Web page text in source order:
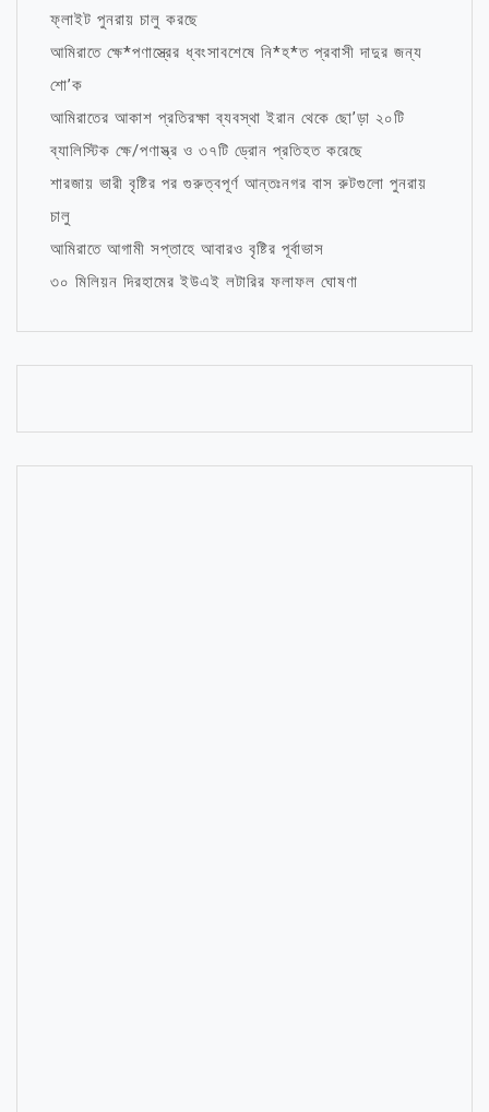
ফ্লাইট পুনরায় চালু করছে
আমিরাতে ক্ষে*পণাস্ত্রের ধ্বংসাবশেষে নি*হ*ত প্রবাসী দাদুর জন্য
শো’ক
আমিরাতের আকাশ প্রতিরক্ষা ব্যবস্থা ইরান থেকে ছো’ড়া ২০টি
ব্যালিস্টিক ক্ষে/পণাস্ত্র ও ৩৭টি ড্রোন প্রতিহত করেছে
শারজায় ভারী বৃষ্টির পর গুরুত্বপূর্ণ আন্তঃনগর বাস রুটগুলো পুনরায়
চালু
আমিরাতে আগামী সপ্তাহে আবারও বৃষ্টির পূর্বাভাস
৩০ মিলিয়ন দিরহামের ইউএই লটারির ফলাফল ঘোষণা